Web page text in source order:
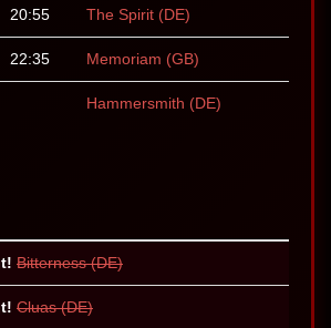
20:55 The Spirit (DE)
22:35 Memoriam (GB)
Hammersmith (DE)
Bitterness (DE)
Cluas (DE)